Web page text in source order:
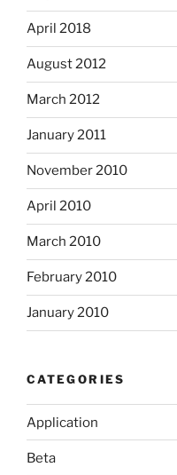
April 2018
August 2012
March 2012
January 2011
November 2010
April 2010
March 2010
February 2010
January 2010
CATEGORIES
Application
Beta